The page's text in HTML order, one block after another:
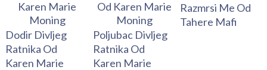
Dodir Divljeg
Ratnika Od
Karen Marie
Poljubac Divljeg
Ratnika Od
Karen Marie
Razmrsi Me Od
Tahere Mafi